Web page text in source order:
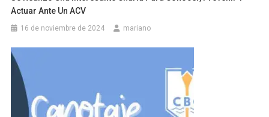
Actuar Ante Un ACV
16 de noviembre de 2024 mariano